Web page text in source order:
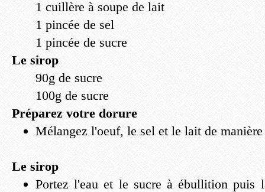
1 cuillère à soupe de lait
1 pincée de sel
1 pincée de sucre
Le sirop
90g de sucre
100g de sucre
Préparez votre dorure
Mélangez l'oeuf, le sel et le lait de manière
Le sirop
Portez l'eau et le sucre à ébullition puis